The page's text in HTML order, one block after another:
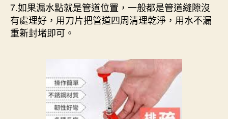
7.如果漏水點就是管道位置，一般都是管道縫隙沒
有處理好，用刀片把管道四周清理乾淨，用水不漏
重新封堵即可。